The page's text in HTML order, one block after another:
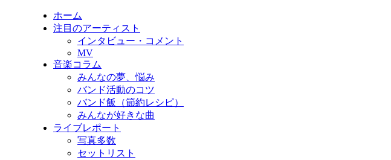
ホーム
注目のアーティスト
インタビュー・コメント
MV
音楽コラム
みんなの夢、悩み
バンド活動のコツ
バンド飯（節約レシピ）
みんなが好きな曲
ライブレポート
写真多数
セットリスト